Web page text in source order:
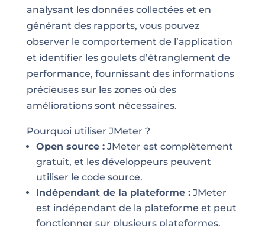
analysant les données collectées et en
générant des rapports, vous pouvez
observer le comportement de l’application
et identifier les goulets d’étranglement de
performance, fournissant des informations
précieuses sur les zones où des
améliorations sont nécessaires.
Pourquoi utiliser JMeter ?
Open source :JMeter est complètement
gratuit, et les développeurs peuvent
utiliser le code source.
Indépendant de la plateforme :JMeter
est indépendant de la plateforme et peut
fonctionner sur plusieurs plateformes.